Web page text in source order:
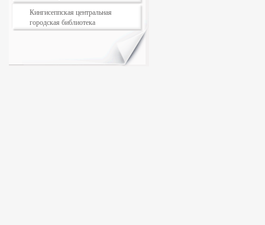
Кингисеппская центральная
городская библиотека